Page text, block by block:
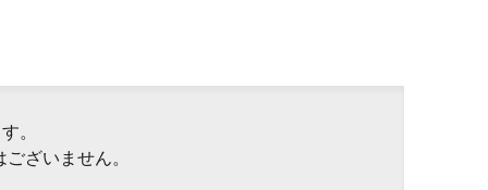
。
ざいません。